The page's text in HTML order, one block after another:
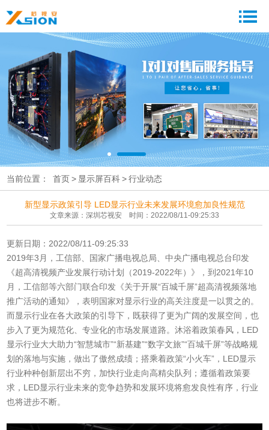
当前位置： 首页> 显示屏百科>行业动态
新型显示政策引导 LED显示行业未来发展环境愈加良性规范
文章来源：深圳芯视安 时间：2022/08/11-09:25:33
更新日期：2022/08/11-09:25:33
2019年3月，工信部、国家广播电视总局、中央广播电视总台印发
《超高清视频产业发展行动计划（2019-2022年）》，到2021年10
月，工信部等六部门联合印发《关于开展“百城千屏”超高清视频落地
推广活动的通知》，表明国家对显示行业的高关注度是一以贯之的。
而显示行业在各大政策的引导下，既获得了更为广阔的发展空间，也
步入了更为规范化、专业化的市场发展道路。沐浴着政策春风，LED
显示行业大大助力“智慧城市”“新基建”“数字文旅”“百城千屏”等战略规
划的落地与实施，做出了傲然成绩；搭乘着政策“小火车”，LED显示
行业种种创新层出不穷，加快行业走向高精尖队列；遵循着政策要
求，LED显示行业未来的竞争趋势和发展环境将愈发良性有序，行业
也将进步不断。